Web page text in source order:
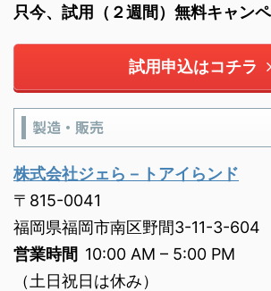
只今、試用（２週間）無料キャン
試用申込はコチラ
製造・販売
株式会社ジェら－トアイらンド
〒815-0041
福岡県福岡市南区野間3-11-3-604
営業時間 10:00 AM – 5:00 PM
（土日祝日は休み）